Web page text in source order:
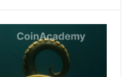
veut intégrer